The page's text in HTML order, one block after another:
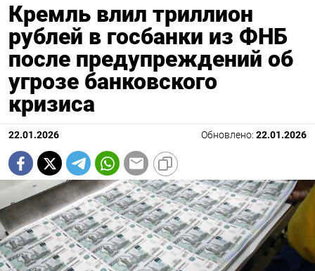
Кремль влил триллион
рублей в госбанки из ФНБ
после предупреждений об
угрозе банковского
кризиса
22.01.2026 Обновлено: 22.01.2026